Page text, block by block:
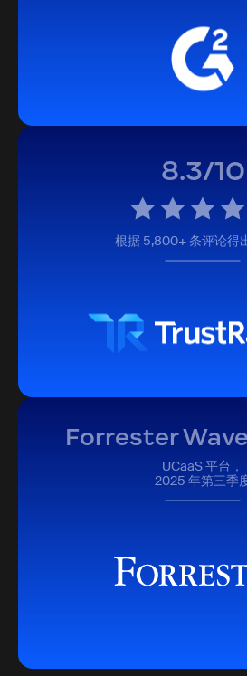
8.3/10
根据 5,800+ 条评论得
Forrester
UCaaS 平台，
2025 年第三季